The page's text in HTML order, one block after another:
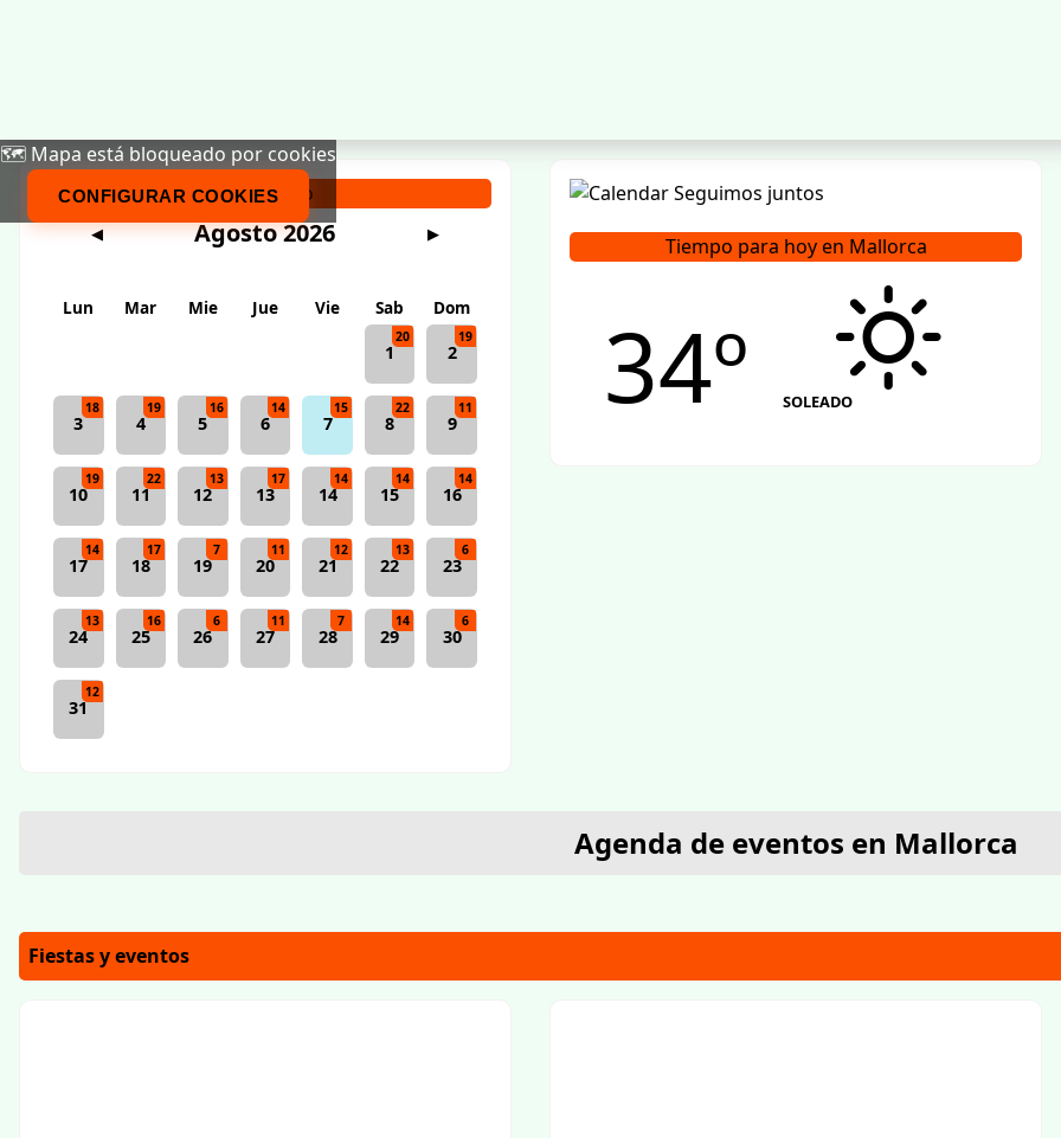
🗺️ Mapa está bloqueado por cookies
CONFIGURAR COOKIES
Calendario
◀ Agosto 2026 ▶
Lun Mar Mie Jue Vie Sab
Dom
1
20
2
19
3
18
4
19
5
16
6
14
7
15
8
22
9
11
10
19
11
22
12
13
13
17
14
14
15
14
16
14
17
14
18
17
19
7
20
11
21
12
22
13
23
6
24
13
25
16
26
6
27
11
28
7
29
14
30
6
31
12
Tiempo para hoy en Mallorca
34º SOLEADO
Agenda de eventos en Mallorca
Fiestas y eventos